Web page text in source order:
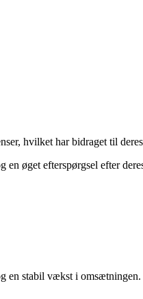
hvilket har bidraget til
øget efterspørgsel efter
en stabil vækst i